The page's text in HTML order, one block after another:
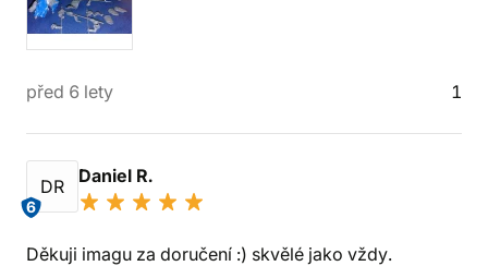
před 6 lety 1
DR
6
Daniel R.
Děkuji imagu za doručení :) skvělé jako vždy.